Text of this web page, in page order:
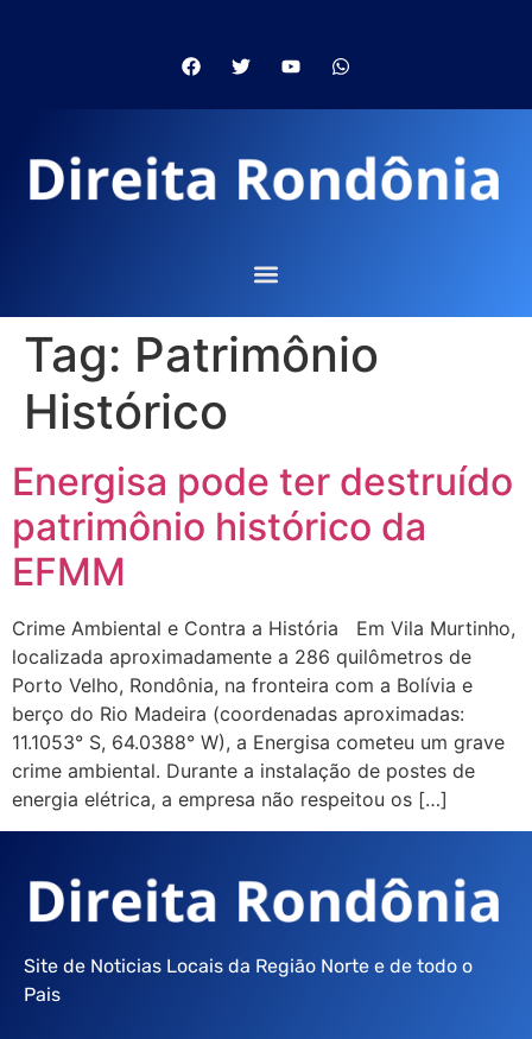
Tag: Patrimônio
Histórico
Energisa pode ter destruído
patrimônio histórico da
EFMM
Crime Ambiental e Contra a História Em Vila Murtinho,
localizada aproximadamente a 286 quilômetros de
Porto Velho, Rondônia, na fronteira com a Bolívia e
berço do Rio Madeira (coordenadas aproximadas:
11.1053° S, 64.0388° W), a Energisa cometeu um grave
crime ambiental. Durante a instalação de postes de
energia elétrica, a empresa não respeitou os […]
Site de Noticias Locais da Região Norte e de todo o
Pais